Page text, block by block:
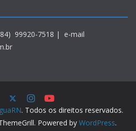
99920-7518 | e-mail
. Todos os direitos reservados.
Powered by WordPress.